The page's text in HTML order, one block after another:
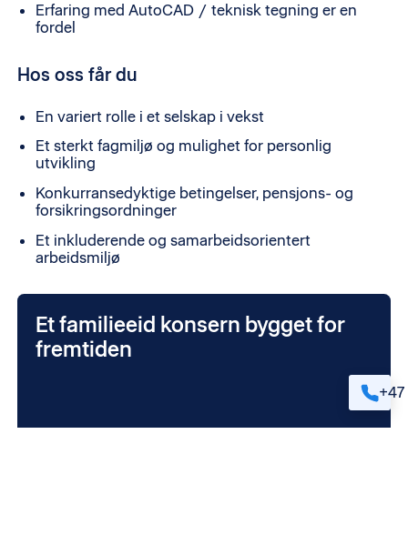
Erfaring med AutoCAD / teknisk tegning er en
fordel
Hos oss får du
En variert rolle i et selskap i vekst
Et sterkt fagmiljø og mulighet for personlig
utvikling
Konkurransedyktige betingelser, pensjons- og
forsikringsordninger
Et inkluderende og samarbeidsorientert
arbeidsmiljø
Et familieeid konsern bygget for
fremtiden